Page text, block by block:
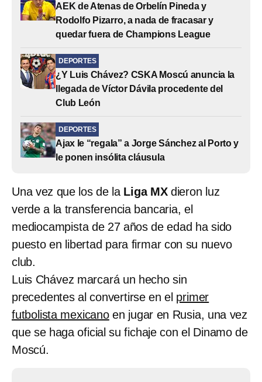
AEK de Atenas de Orbelín Pineda y
Rodolfo Pizarro, a nada de fracasar y
quedar fuera de Champions League
DEPORTES
¿Y Luis Chávez? CSKA Moscú anuncia la
llegada de Víctor Dávila procedente del
Club León
DEPORTES
Ajax le “regala” a Jorge Sánchez al Porto y
le ponen insólita cláusula
Una vez que los de la Liga MXdieron luz
verde a la transferencia bancaria, el
mediocampista de 27 años de edad ha sido
puesto en libertad para firmar con su nuevo
club.
Luis Chávez marcará un hecho sin
precedentes al convertirse en el primer
futbolista mexicanoen jugar en Rusia, una vez
que se haga oficial su fichaje con el Dinamo de
Moscú.